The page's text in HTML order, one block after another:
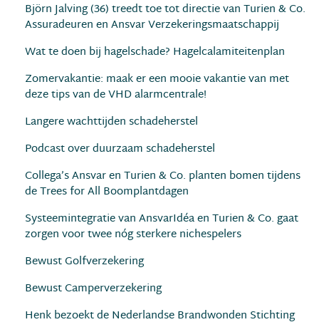
Björn Jalving (36) treedt toe tot directie van Turien & Co.
Assuradeuren en Ansvar Verzekeringsmaatschappij
Wat te doen bij hagelschade? Hagelcalamiteitenplan
Zomervakantie: maak er een mooie vakantie van met
deze tips van de VHD alarmcentrale!
Langere wachttijden schadeherstel
Podcast over duurzaam schadeherstel
Collega’s Ansvar en Turien & Co. planten bomen tijdens
de Trees for All Boomplantdagen
Systeemintegratie van AnsvarIdéa en Turien & Co. gaat
zorgen voor twee nóg sterkere nichespelers
Bewust Golfverzekering
Bewust Camperverzekering
Henk bezoekt de Nederlandse Brandwonden Stichting